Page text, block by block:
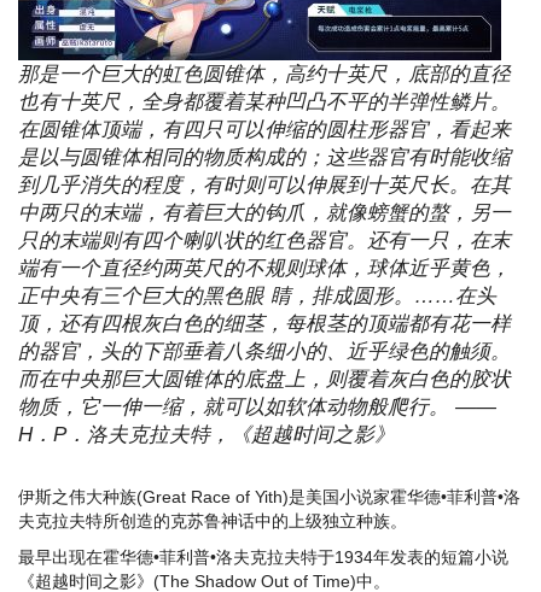
那是一个巨大的虹色圆锥体，高约十英尺，底部的直径
也有十英尺，全身都覆着某种凹凸不平的半弹性鳞片。
在圆锥体顶端，有四只可以伸缩的圆柱形器官，看起来
是以与圆锥体相同的物质构成的；这些器官有时能收缩
到几乎消失的程度，有时则可以伸展到十英尺长。在其
中两只的末端，有着巨大的钩爪，就像螃蟹的螯，另一
只的末端则有四个喇叭状的红色器官。还有一只，在末
端有一个直径约两英尺的不规则球体，球体近乎黄色，
正中央有三个巨大的黑色眼 睛，排成圆形。……在头
顶，还有四根灰白色的细茎，每根茎的顶端都有花一样
的器官，头的下部垂着八条细小的、近乎绿色的触须。
而在中央那巨大圆锥体的底盘上，则覆着灰白色的胶状
物质，它一伸一缩，就可以如软体动物般爬行。 ——
H．P．洛夫克拉夫特，《超越时间之影》
伊斯之伟大种族(Great Race of Yith)是美国小说家霍华德•菲利普•洛
夫克拉夫特所创造的克苏鲁神话中的上级独立种族。
最早出现在霍华德•菲利普•洛夫克拉夫特于1934年发表的短篇小说
《超越时间之影》(The Shadow Out of Time)中。